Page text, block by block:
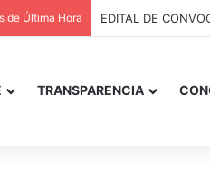
de Última Hora EDITAL DE
TRANSPARENCIA